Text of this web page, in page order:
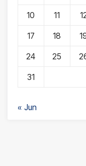
10 11
17 18
24 25
31
« Jun